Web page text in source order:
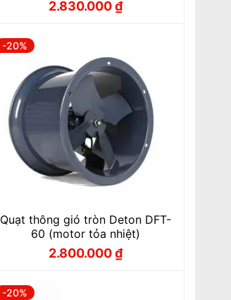
Giá
2.830.000₫
Giá
-20%
Quạt thông gió tròn Deton DFT-
60 (motor tỏa nhiệt)
Giá
2.800.000₫
Giá
-20%